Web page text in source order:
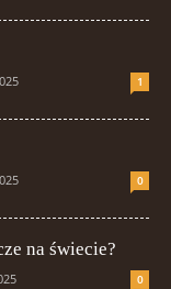
1
0
na świecie?
0